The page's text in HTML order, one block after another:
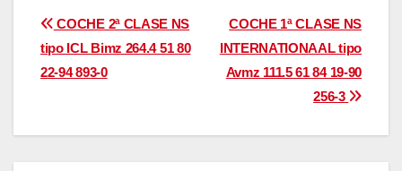
Navegación
de
COCHE 1ª CLASE NS
INTERNATIONAAL tipo
Avmz 111.5 61 84 19-90
256-3
COCHE 2ª CLASE NS
tipo ICL Bimz 264.4 51 80
22-94 893-0